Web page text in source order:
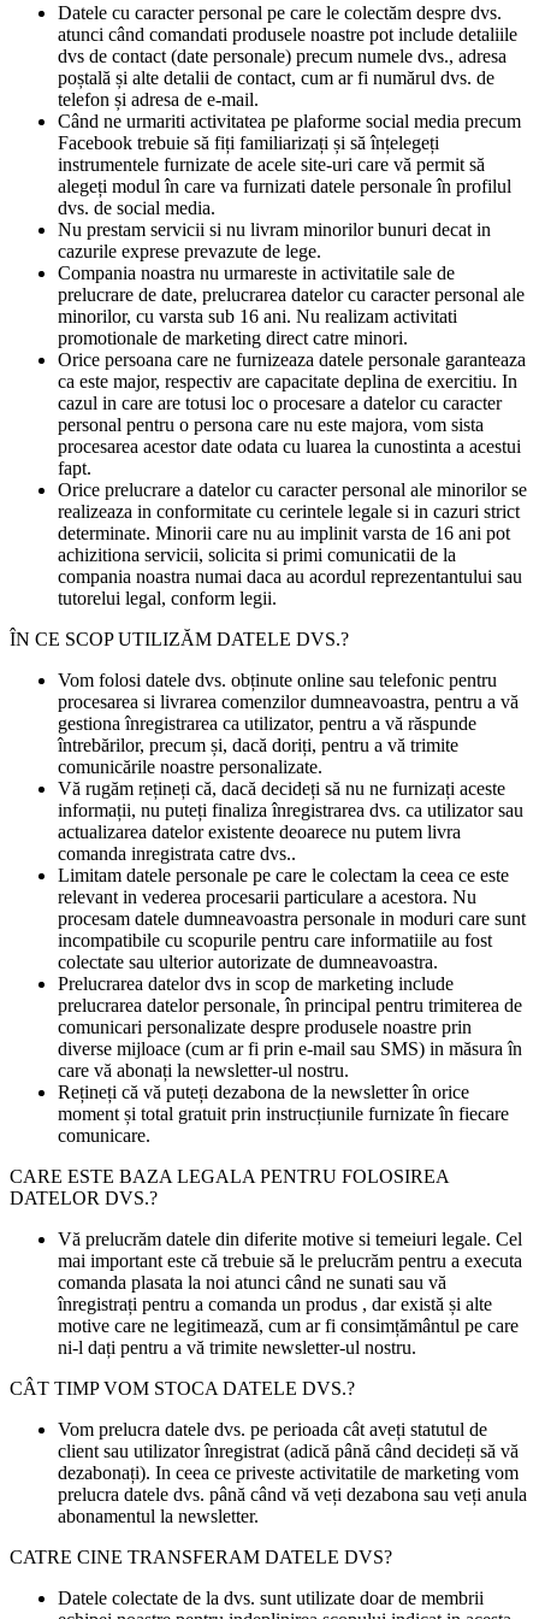
Datele cu caracter personal pe care le colectăm despre dvs.
atunci când comandati produsele noastre pot include detaliile
dvs de contact (date personale) precum numele dvs., adresa
poștală și alte detalii de contact, cum ar fi numărul dvs. de
telefon și adresa de e-mail.
Când ne urmariti activitatea pe plaforme social media precum
Facebook trebuie să fiți familiarizați și să înțelegeți
instrumentele furnizate de acele site-uri care vă permit să
alegeți modul în care va furnizati datele personale în profilul
dvs. de social media.
Nu prestam servicii si nu livram minorilor bunuri decat in
cazurile exprese prevazute de lege.
Compania noastra nu urmareste in activitatile sale de
prelucrare de date, prelucrarea datelor cu caracter personal ale
minorilor, cu varsta sub 16 ani. Nu realizam activitati
promotionale de marketing direct catre minori.
Orice persoana care ne furnizeaza datele personale garanteaza
ca este major, respectiv are capacitate deplina de exercitiu. In
cazul in care are totusi loc o procesare a datelor cu caracter
personal pentru o persona care nu este majora, vom sista
procesarea acestor date odata cu luarea la cunostinta a acestui
fapt.
Orice prelucrare a datelor cu caracter personal ale minorilor se
realizeaza in conformitate cu cerintele legale si in cazuri strict
determinate. Minorii care nu au implinit varsta de 16 ani pot
achizitiona servicii, solicita si primi comunicatii de la
compania noastra numai daca au acordul reprezentantului sau
tutorelui legal, conform legii.
ÎN CE SCOP UTILIZĂM DATELE DVS.?
Vom folosi datele dvs. obținute online sau telefonic pentru
procesarea si livrarea comenzilor dumneavoastra, pentru a vă
gestiona înregistrarea ca utilizator, pentru a vă răspunde
întrebărilor, precum și, dacă doriți, pentru a vă trimite
comunicările noastre personalizate.
Vă rugăm rețineți că, dacă decideți să nu ne furnizați aceste
informații, nu puteți finaliza înregistrarea dvs. ca utilizator sau
actualizarea datelor existente deoarece nu putem livra
comanda inregistrata catre dvs..
Limitam datele personale pe care le colectam la ceea ce este
relevant in vederea procesarii particulare a acestora. Nu
procesam datele dumneavoastra personale in moduri care sunt
incompatibile cu scopurile pentru care informatiile au fost
colectate sau ulterior autorizate de dumneavoastra.
Prelucrarea datelor dvs in scop de marketing include
prelucrarea datelor personale, în principal pentru trimiterea de
comunicari personalizate despre produsele noastre prin
diverse mijloace (cum ar fi prin e-mail sau SMS) in măsura în
care vă abonați la newsletter-ul nostru.
Rețineți că vă puteți dezabona de la newsletter în orice
moment și total gratuit prin instrucțiunile furnizate în fiecare
comunicare.
CARE ESTE BAZA LEGALA PENTRU FOLOSIREA
DATELOR DVS.?
Vă prelucrăm datele din diferite motive si temeiuri legale. Cel
mai important este că trebuie să le prelucrăm pentru a executa
comanda plasata la noi atunci când ne sunati sau vă
înregistrați pentru a comanda un produs , dar există și alte
motive care ne legitimează, cum ar fi consimțământul pe care
ni-l dați pentru a vă trimite newsletter-ul nostru.
CÂT TIMP VOM STOCA DATELE DVS.?
Vom prelucra datele dvs. pe perioada cât aveți statutul de
client sau utilizator înregistrat (adică până când decideți să vă
dezabonați). In ceea ce priveste activitatile de marketing vom
prelucra datele dvs. până când vă veți dezabona sau veți anula
abonamentul la newsletter.
CATRE CINE TRANSFERAM DATELE DVS?
Datele colectate de la dvs. sunt utilizate doar de membrii